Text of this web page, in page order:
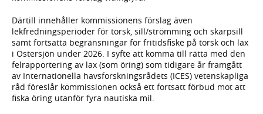
Därtill innehåller kommissionens förslag även
lekfredningsperioder för torsk, sill/strömming och skarpsill
samt fortsatta begränsningar för fritidsfiske på torsk och lax
i Östersjön under 2026. I syfte att komma till rätta med den
felrapportering av lax (som öring) som tidigare år framgått
av Internationella havsforskningsrådets (ICES) vetenskapliga
råd föreslår kommissionen också ett fortsatt förbud mot att
fiska öring utanför fyra nautiska mil.